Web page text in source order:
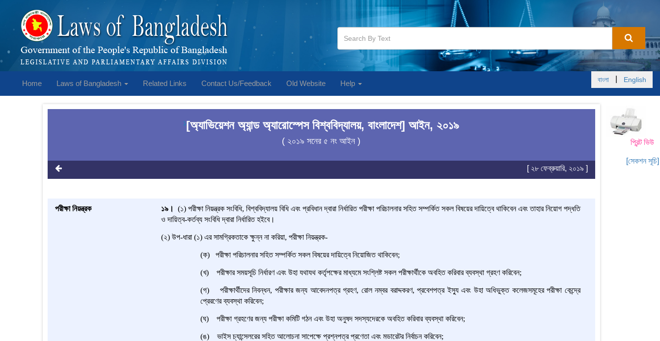
Home Laws of Bangladesh Related Links Contact Us/Feedback Old Website Help বাংলা English
প্রিন্ট ভিউ
[সেকশন সূচি]
1[অ্যাভিয়েশন অ্যান্ড অ্যারোস্পেস বিশ্ববিদ্যালয়, বাংলাদেশ] আইন, ২০১৯
( ২০১৯ সনের ৫ নং আইন )
[ ২৮ ফেব্রুয়ারি, ২০১৯ ]
পরীক্ষা নিয়ন্ত্রক ১৯। (১) পরীক্ষা নিয়ন্ত্রক সংবিধি, বিশ্ববিদ্যালয় বিধি এবং প্রবিধান দ্বারা নির্ধারিত পরীক্ষা পরিচালনার সহিত সম্পর্কিত সকল বিষয়ের দায়িত্বে থাকিবেনএবংতাহার নিয়োগ পদ্ধতি
ও দায়িত্ব-কর্তব্য সংবিধি দ্বারা নির্ধারিত হইবে।
(২) উপ-ধারা (১) এর সামগ্রিকতাকে ক্ষুন্ন না করিয়া, পরীক্ষা নিয়ন্ত্রক-
(ক) পরীক্ষা পরিচালনার সহিত সম্পর্কিত সকল বিষয়ের দায়িত্বে নিয়োজিত থাকিবেন;
(খ) পরীক্ষার সময়সূচি নির্ধারণ এবং উহা যথাযথ কর্তৃপক্ষের মাধ্যমে সংশ্লিষ্ট সকল পরীক্ষার্থীকে অবহিত করিবার ব্যবস্থা গ্রহণ করিবেন;
(গ) পরীক্ষার্থীদের নিবন্ধন, পরীক্ষার জন্য আবেদনপত্র গ্রহণ, রোল নম্বর বরাদ্দকরণ, প্রবেশপত্র ইস্যু এবং উহা অধিভুক্ত কলেজসমূহের পরীক্ষা কেন্দ্রে
প্রেরণের ব্যবস্থা করিবেন;
(ঘ) পরীক্ষা গ্রহণের জন্য পরীক্ষা কমিটি গঠন এবং উহা অনুষদ সদস্যদেরকে অবহিত করিবার ব্যবস্থা করিবেন;
(ঙ) ভাইস চ্যান্সেলরের সহিত আলোচনা সাপেক্ষে প্রশ্নপত্র প্রণেতা এবং মডারেটর নির্বাচন করিবেন;